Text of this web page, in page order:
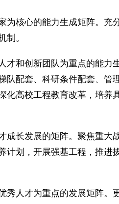
核心的能力生成矩阵。充
制。
和创新团队为重点的能力
队配套、科研条件配套、管
化高校工程教育改革，培养
长发展的矩阵。聚焦重大
计划，开展强基工程，推进
人才为重点的发展矩阵。